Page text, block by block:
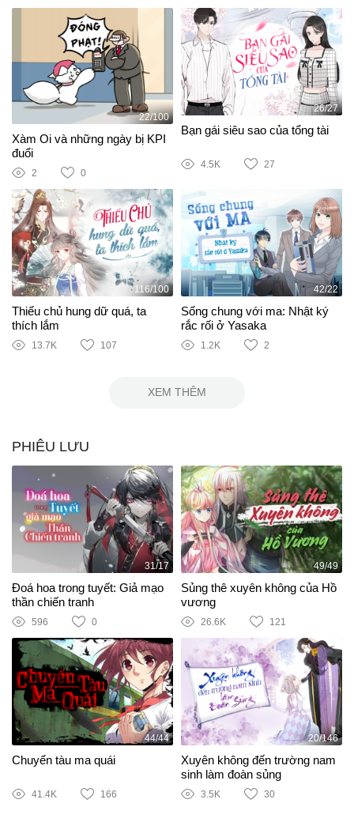
22/100
Xàm Oi và những ngày bị KPI
đuổi
2 0
26/27
Bạn gái siêu sao của tổng tài
4.5K 27
116/100
Thiếu chủ hung dữ quá, ta
thích lắm
13.7K 107
42/22
Sống chung với ma: Nhật ký
rắc rối ở Yasaka
1.2K 2
XEM THÊM
PHIÊU LƯU
31/17
Đoá hoa trong tuyết: Giả mạo
thần chiến tranh
596 0
49/49
Sủng thê xuyên không của Hồ
vương
26.6K 121
44/44
Chuyến tàu ma quái
41.4K 166
20/146
Xuyên không đến trường nam
sinh làm đoàn sủng
3.5K 30